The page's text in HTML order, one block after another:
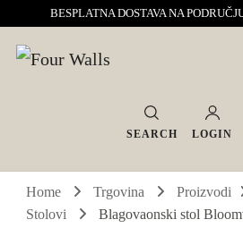
BESPLATNA DOSTAVA NA
Four Walls
Sve za interijer po Vašoj mjeri. Salon
Interijeri s karakterom
SEARCH LOGIN
Home Trgovina Proizvodi
Stolovi
Blagovaonski stol